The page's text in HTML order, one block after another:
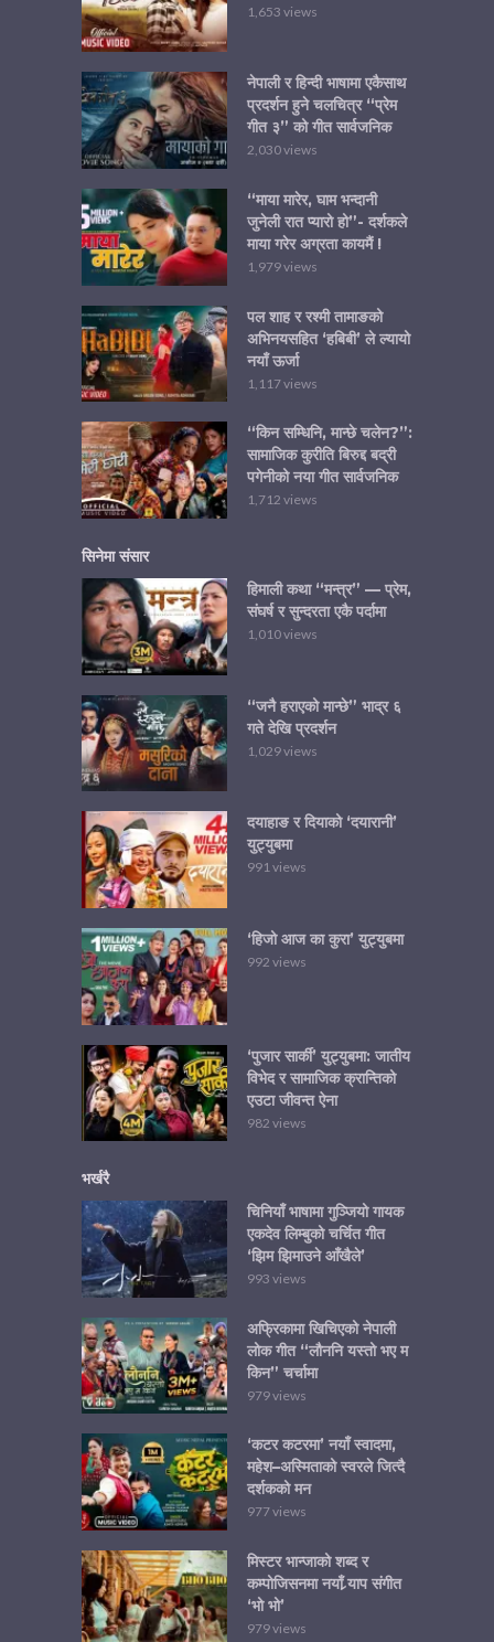
1,653 views
नेपाली र हिन्दी भाषामा एकैसाथ
प्रदर्शन हुने चलचित्र “प्रेम
गीत ३” को गीत सार्वजनिक
2,030 views
“माया मारेर, घाम भन्दानी
जुनेली रात प्यारो हो”- दर्शकले
माया गरेर अग्रता कायमैं !
1,979 views
पल शाह र रश्मी तामाङको
अभिनयसहित ‘हबिबी’ ले ल्यायो
नयाँ ऊर्जा
1,117 views
“किन सम्धिनि, मान्छे चलेन?”:
सामाजिक कुरीति बिरुद्द बद्री
पगेनीको नया गीत सार्वजनिक
1,712 views
सिनेमा संसार
हिमाली कथा “मन्त्र” — प्रेम,
संघर्ष र सुन्दरता एकै पर्दामा
1,010 views
“जनै हराएको मान्छे” भाद्र ६
गते देखि प्रदर्शन
1,029 views
दयाहाङ र दियाको ‘दयारानी’
युट्युबमा
991 views
‘हिजो आज का कुरा’ युट्युबमा
992 views
‘पुजार सार्की’ युट्युबमा: जातीय
विभेद र सामाजिक क्रान्तिको
एउटा जीवन्त ऐना
982 views
भर्खरै
चिनियाँ भाषामा गुञ्जियो गायक
एकदेव लिम्बुको चर्चित गीत
‘झिम झिमाउने आँखैले’
993 views
अफ्रिकामा खिचिएको नेपाली
लोक गीत “लौननि यस्तो भए म
किन” चर्चामा
979 views
‘कटर कटरमा’ नयाँ स्वादमा,
महेश–अस्मिताको स्वरले जित्दै
दर्शकको मन
977 views
मिस्टर भान्जाको शब्द र
कम्पोजिसनमा नयाँ र्‍याप संगीत
‘भो भो’
979 views